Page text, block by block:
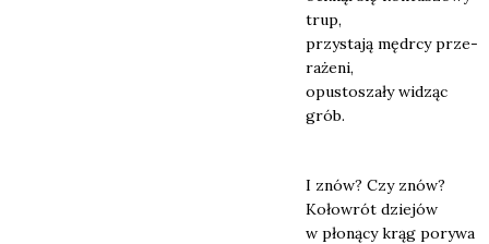
trup,
przy­sta­ją mędr­cy prze­
ra­że­ni,
opu­sto­sza­ły widząc
grób.
I znów? Czy znów?
Koło­wrót dzie­jów
w pło­ną­cy krąg pory­wa